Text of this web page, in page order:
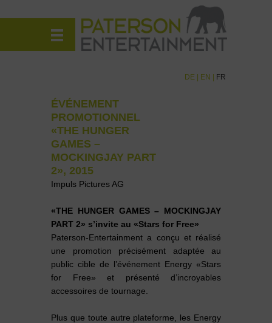
DE EN FR
ÉVÉNEMENT
PROMOTIONNEL
«THE HUNGER
GAMES –
MOCKINGJAY PART
2», 2015
Impuls Pictures AG
«THE HUNGER GAMES – MOCKINGJAY
PART 2» s’invite au «Stars for Free»
Paterson-Entertainment a conçu et réalisé
une promotion précisément adaptée au
public cible de l’événement Energy «Stars
for Free» et présenté d’incroyables
accessoires de tournage.
Plus que toute autre plateforme, les Energy